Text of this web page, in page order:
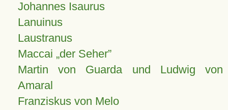
Johannes Isaurus
Lanuinus
Laustranus
Maccai „der Seher”
Martin von Guarda und Ludwig von
Amaral
Franziskus von Melo